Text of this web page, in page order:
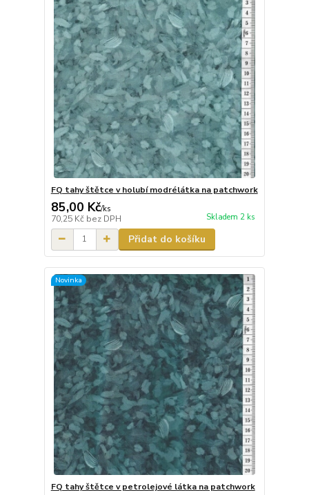
FQ tahy štětce v holubí modrélátka na patchwork
85,00 Kč/ks
70,25 Kč bez DPH Skladem 2 ks
Přidat do košíku
Novinka
FQ tahy štětce v petrolejové látka na patchwork